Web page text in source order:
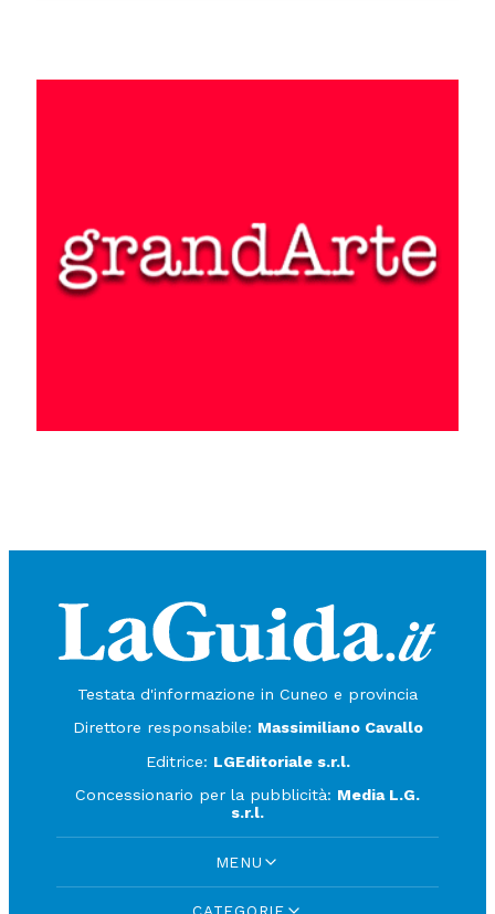
Testata d'informazione in Cuneo e provincia
Direttore responsabile: Massimiliano Cavallo
Editrice: LGEditoriale s.r.l.
Concessionario per la pubblicità: Media L.G.
s.r.l.
MENU